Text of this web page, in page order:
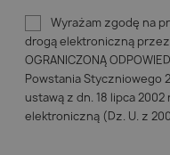
Wyrażam zgodę na
drogą elektroniczną przez
OGRANICZONĄ
Powstania Styczniowego
ustawą z dn. 18 lipca
elektroniczną (Dz. U. z